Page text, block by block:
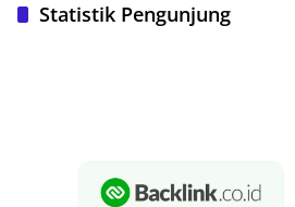
Statistik Pengunjung